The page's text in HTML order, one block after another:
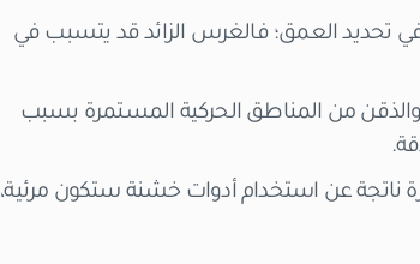
تحديد العمق؛ فالغرس الزائد قد يتسبب في
من المناطق الحركية المستمرة بسبب
ناتجة عن استخدام أدوات خشنة ستكون مرئية،